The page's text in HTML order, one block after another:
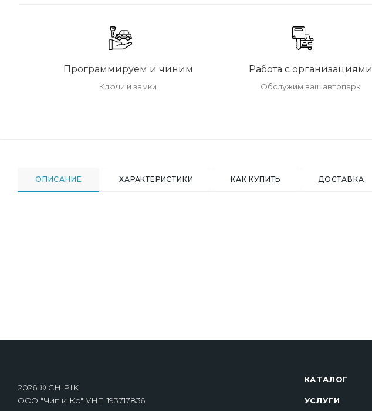
Программируем и чиним
Ключи и замки
Работа с организациями
Обслужим ваш автопарк
ОПИСАНИЕ ХАРАКТЕРИСТИКИ КАК КУПИТЬ ДОСТАВКА
2026 © CHIPIK
ООО "Чип и Ко" УНП 193717836
КАТАЛОГ
УСЛУГИ